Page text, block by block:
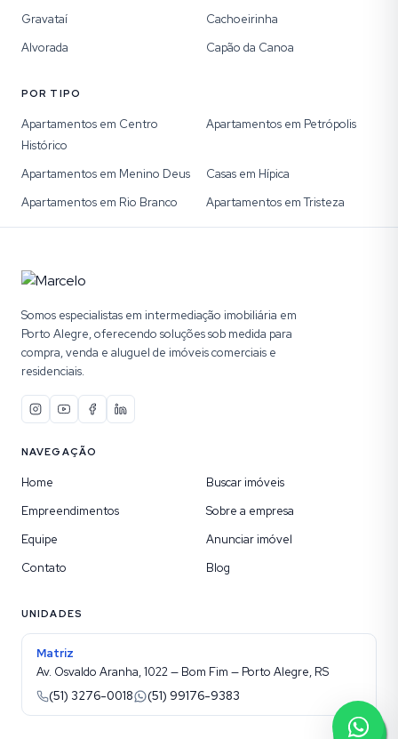
Gravataí
Cachoeirinha
Alvorada
Capão da Canoa
POR TIPO
Apartamentos em Centro
Histórico
Apartamentos em Petrópolis
Apartamentos em Menino Deus
Casas em Hípica
Apartamentos em Rio Branco
Apartamentos em Tristeza
Somos especialistas em intermediação imobiliária em
Porto Alegre, oferecendo soluções sob medida para
compra, venda e aluguel de imóveis comerciais e
residenciais.
NAVEGAÇÃO
Home
Buscar imóveis
Empreendimentos
Sobre a empresa
Equipe
Anunciar imóvel
Contato
Blog
UNIDADES
Matriz
Av. Osvaldo Aranha, 1022 — Bom Fim — Porto Alegre, RS
(51) 3276-0018
(51) 99176-9383